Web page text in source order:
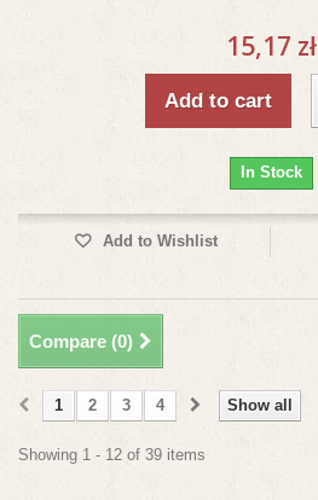
15,17 zł
Add to cart
In Stock
Add to Wishlist
Compare (0)
Show all
1 2 3 4
Showing 1 - 12 of 39 items